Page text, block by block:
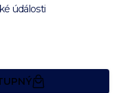
údálosti